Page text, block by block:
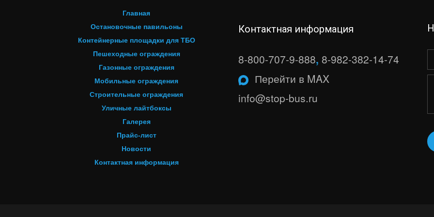
Главная
Остановочные павильоны
Контейнерные площадки для ТБО
Пешеходные ограждения
Газонные ограждения
Мобильные ограждения
Строительные ограждения
Уличные лайтбоксы
Галерея
Прайс-лист
Новости
Контактная информация
Контактная информация
8-800-707-9-888, 8-982-382-14-74
Перейти в MAX
info@stop-bus.ru